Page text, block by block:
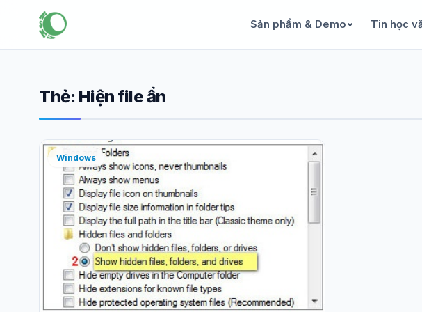
Sản phẩm & Demo Tin học
Thẻ: Hiện file ẩn
Windows